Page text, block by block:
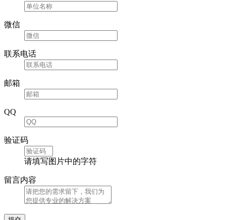
微信
联系电话
邮箱
QQ
验证码
请填写图片中的字符
留言内容